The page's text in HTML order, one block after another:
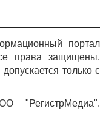
портал
права защищены.
только с
"РегистрМедиа".